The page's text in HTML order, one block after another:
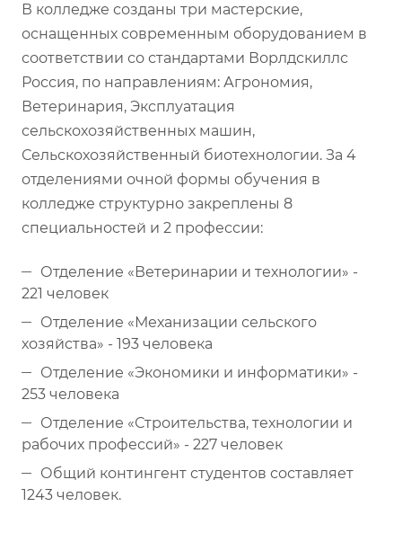
В колледже созданы три мастерские,
оснащенных современным оборудованием в
соответствии со стандартами Ворлдскиллс
Россия, по направлениям: Агрономия,
Ветеринария, Эксплуатация
сельскохозяйственных машин,
Сельскохозяйственный биотехнологии. За 4
отделениями очной формы обучения в
колледже структурно закреплены 8
специальностей и 2 профессии:
Отделение «Ветеринарии и технологии» -
221 человек
Отделение «Механизации сельского
хозяйства» - 193 человека
Отделение «Экономики и информатики» -
253 человека
Отделение «Строительства, технологии и
рабочих профессий» - 227 человек
Общий контингент студентов составляет
1243 человек.